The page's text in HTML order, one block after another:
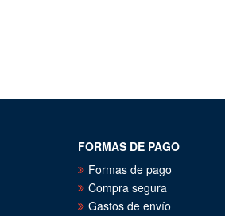
FORMAS DE PAGO
Formas de pago
Compra segura
Gastos de envío